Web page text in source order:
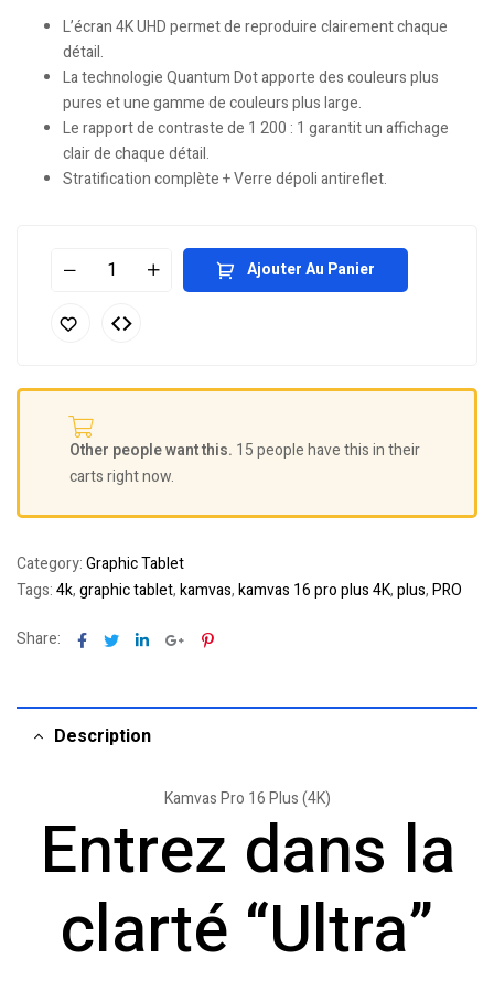
L’écran 4K UHD permet de reproduire clairement chaque
détail.
La technologie Quantum Dot apporte des couleurs plus
pures et une gamme de couleurs plus large.
Le rapport de contraste de 1 200 : 1 garantit un affichage
clair de chaque détail.
Stratification complète + Verre dépoli antireflet.
Ajouter Au Panier
Other people want this. 15 people have this in their
carts right now.
Category:Graphic Tablet
Tags:4k,graphic tablet,kamvas,kamvas 16 pro plus 4K,plus,PRO
Share: Facebook
TwitterLinkedinGoogle+Pinterest
Description
Kamvas Pro 16 Plus (4K)
Entrez dans la
clarté “Ultra”